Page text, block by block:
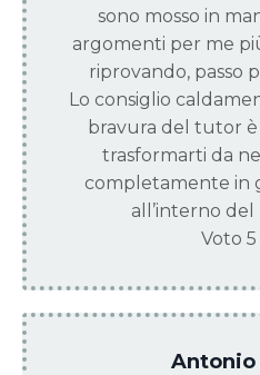
sono mosso in
argomenti per me
riprovando, passo
Lo consiglio
bravura del tutor
trasformarti da
completamente in
all’interno
Voto 5
Antonio